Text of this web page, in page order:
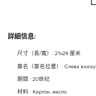
詳細信息:
尺寸（長/寬）: 21x29 厘米
簽名（簽名位置）: Слева внизу
期間 : 20世纪
材料 : Картон, масло